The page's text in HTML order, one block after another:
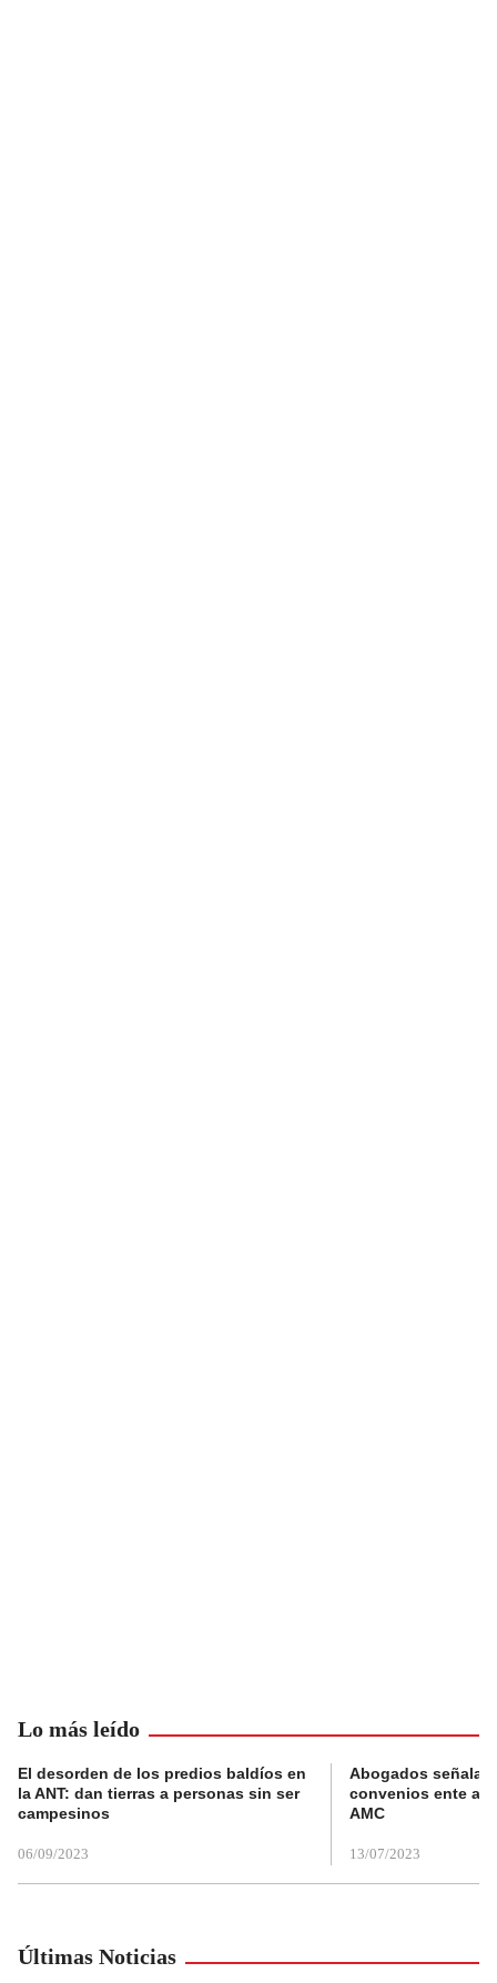
Lo más leído
El desorden de los predios baldíos en
la ANT: dan tierras a personas sin ser
campesinos
06/09/2023
Abogados
convenios ente
AMC
13/07/2023
Últimas Noticias